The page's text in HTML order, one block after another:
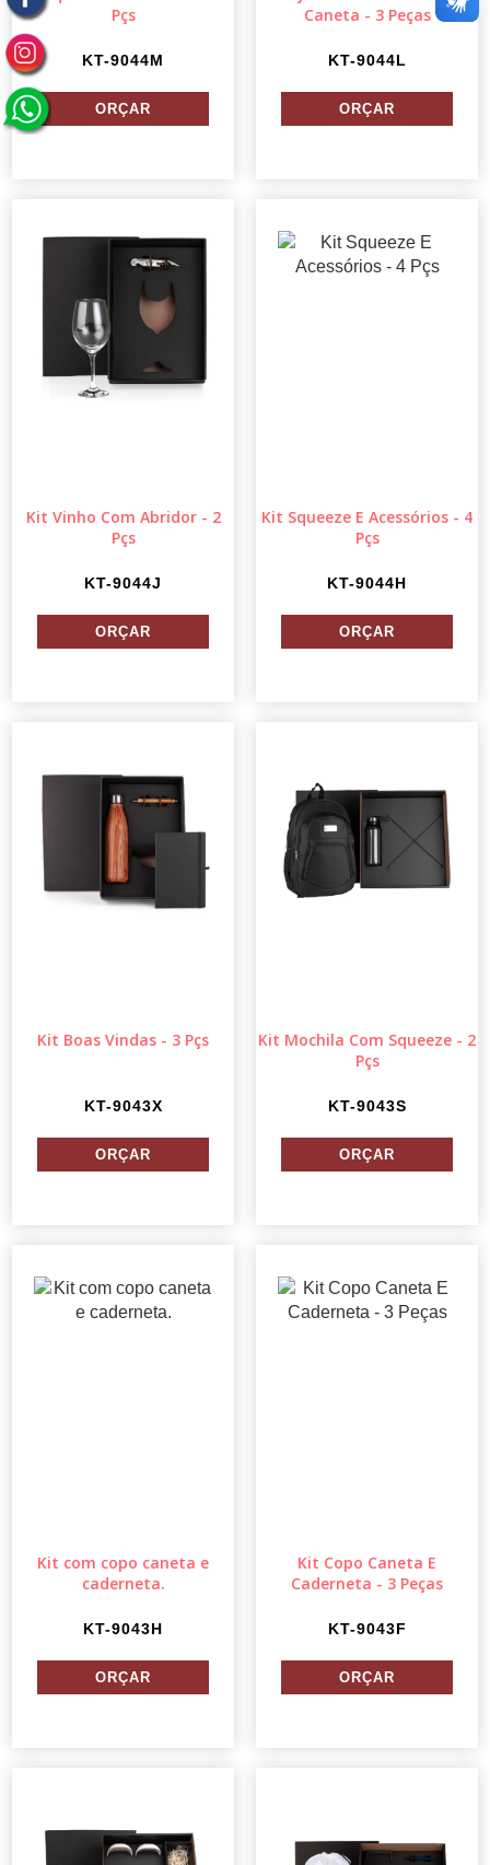
Pçs
KT-9044M
Caneta - 3 Peças
KT-9044L
Kit Vinho Com Abridor - 2
Pçs
KT-9044J
Kit Squeeze E Acessórios - 4
Pçs
KT-9044H
Kit Boas Vindas - 3 Pçs
KT-9043X
Kit Mochila Com Squeeze - 2
Pçs
KT-9043S
Kit com copo caneta e
caderneta.
KT-9043H
Kit Copo Caneta E
Caderneta - 3 Peças
KT-9043F